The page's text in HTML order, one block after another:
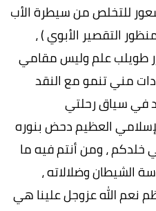
للتخلص من سيطرة الأب
التقصير الأبوي ) ،
طويلب علم وليس مقامي
مني تنمو مع النقد
في سياق رحلتي
العظيم دحض بنوره
خلدكم ، ومن أنتم فيه ما
الشيطان وضلالاته ،
نعم الله عزوجل علينا هي